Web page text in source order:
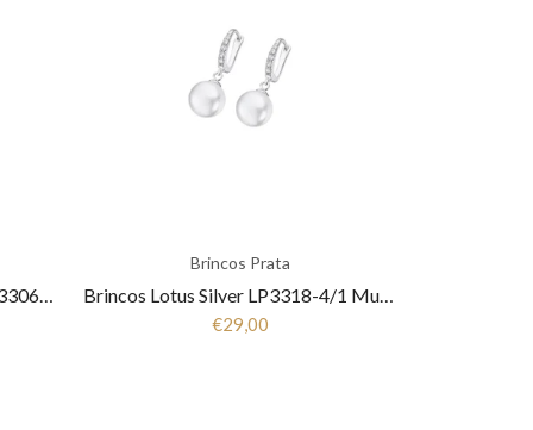
Pulseira Lotus Silver Trendy LP3306-2/1 Mulher Prata
Brincos Prata
Brincos Lotus Silver LP3318-4/1 Mulher Prata
€29,00